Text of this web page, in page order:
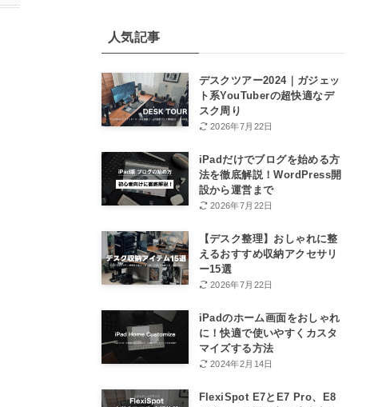
(12)
(46)
(15)
人気記事
デスクツアー2024｜ガジェッ
ト系YouTuberの超快適なデ
スク周り
2026年7月22日
iPadだけでブログを始める方
法を徹底解説！WordPress開
設から運営まで
2026年7月22日
【デスク整理】おしゃれに整
えるおすすめ収納アクセサリ
ー15選
2026年7月22日
iPadのホーム画面をおしゃれ
に！快適で使いやすくカスタ
マイズする方法
2024年2月14日
FlexiSpot E7とE7 Pro、E8